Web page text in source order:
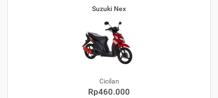
Suzuki Nex
Cicilan
Rp460.000